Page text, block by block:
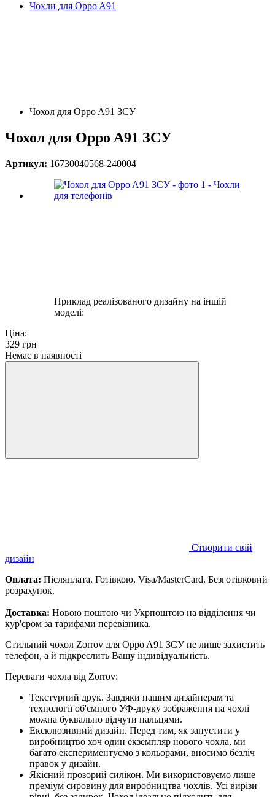
Чохли для Oppo A91
Чохол для Oppo A91 ЗСУ
Чохол для Oppo A91 ЗСУ
Артикул: 16730040568-240004
Приклад реалізованого дизайну на іншій
моделі:
Ціна:
329 грн
Немає в наявності
Створити свій
дизайн
Оплата: Післяплата, Готівкою, Visa/MasterCard, Безготівковий
розрахунок.
Доставка: Новою поштою чи Укрпоштою на відділення чи
кур'єром за тарифами перевізника.
Стильний чохол Zorrov для Oppo A91 ЗСУ не лише захистить
телефон, а й підкреслить Вашу індивідуальність.
Переваги чохла від Zorrov:
Текстурний друк. Завдяки нашим дизайнерам та
технології об'ємного УФ-друку зображення на чохлі
можна буквально відчути пальцями.
Ексклюзивний дизайн. Перед тим, як запустити у
виробництво хоч один екземпляр нового чохла, ми
багато експериментуємо з кольорами, вносимо безліч
правок у дизайн.
Якісний прозорий силікон. Ми використовуємо лише
преміум сировину для виробництва чохлів. Усі вирізи